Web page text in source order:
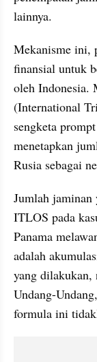
lainnya.
Mekanisme ini,
finansial untuk
oleh Indonesia.
(International
sengketa
menetapkan
Rusia sebagai
Jumlah jaminan
ITLOS pada
Panama
adalah
yang dilakukan,
Undang-
formula ini